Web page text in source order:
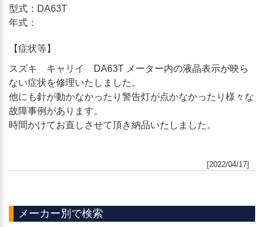
型式：DA63T
年式：
【症状等】
スズキ キャリイ DA63T メーター内の液晶表示が映ら
ない症状を修理いたしました。
他にも針が動かなかったり警告灯が点かなかったり様々な
故障事例があります。
時間かけてお直しさせて頂き納品いたしました。
[2022/04/17]
メーカー別で検索